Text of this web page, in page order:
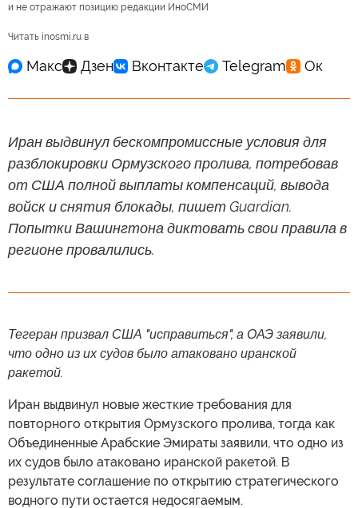
и не отражают позицию редакции ИноСМИ
Читать inosmi.ru в
Иран выдвинул бескомпромиссные условия для
разблокировки Ормузского пролива, потребовав
от США полной выплаты компенсаций, вывода
войск и снятия блокады, пишет Guardian.
Попытки Вашингтона диктовать свои правила в
регионе провалились.
Тегеран призвал США "исправиться", а ОАЭ заявили,
что одно из их судов было атаковано иранской
ракетой.
Иран выдвинул новые жесткие требования для
повторного открытия Ормузского пролива, тогда как
Объединенные Арабские Эмираты заявили, что одно из
их судов было атаковано иранской ракетой. В
результате соглашение по открытию стратегического
водного пути остается недосягаемым.